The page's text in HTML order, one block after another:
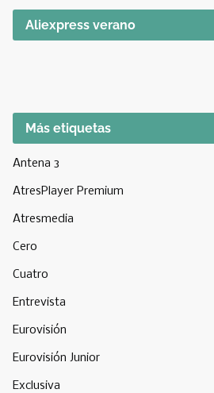
Aliexpress verano
Más etiquetas
Antena 3
AtresPlayer Premium
Atresmedia
Cero
Cuatro
Entrevista
Eurovisión
Eurovisión Junior
Exclusiva